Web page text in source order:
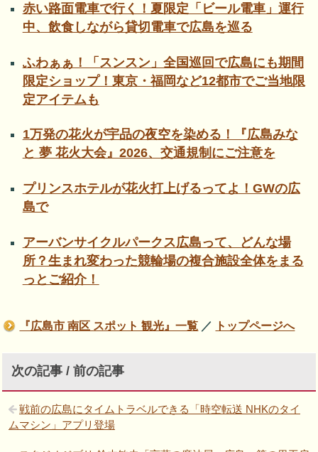
赤い路面電車で行く！夏限定「ビール電車」運行
中、飲食しながら貸切電車で広島を巡る
ふわぁぁ！「スンスン」全国巡回で広島にも期間
限定ショップ！東京・福岡など12都市でご当地限
定アイテムも
1万発の花火が宇品の夜空を染める！『広島みな
と 夢 花火大会』2026、交通規制にご注意を
プリンスホテルが花火打上げるってよ！GWの広
島で
アーバンサイクルパークス広島って、どんな場
所？生まれ変わった競輪場の複合施設全体をまる
っとご紹介！
『広島市 南区 スポット 観光』一覧 ／ トップページへ
次の記事 / 前の記事
戦前の広島にタイムトラベルできる「時空転送 NHKのタイ
ムマシン」アプリ登場